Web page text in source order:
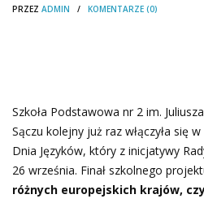
PRZEZ ADMIN / KOMENTARZE (0)
Szkoła Podstawowa nr 2 im.
Sączu kolejny już raz włączyła się
Dnia Języków, który z inicjatywy
26 września. Finał szkolnego
różnych europejskich krajów,